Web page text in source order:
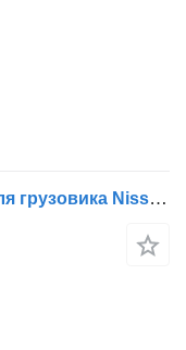
Рулевой редуктор 492109X100 для грузовика Nissan ATLEON | 00